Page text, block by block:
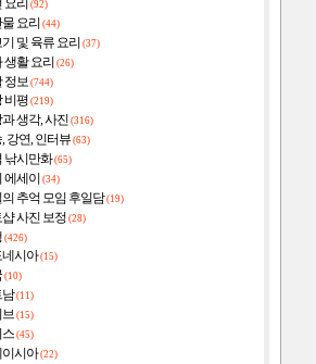
요리 (92)
요리 (44)
및 육류 요리 (37)
생활 요리 (26)
정보 (744)
비평(219)
생각, 사진 (316)
강연, 인터뷰 (63)
낚시만화(65)
에세이 (34)
의 추억 모임 후일담(19)
샵 사진 보정(28)
(426)
네시아(15)
(10)
남(11)
(15)
스 (45)
이시아(22)